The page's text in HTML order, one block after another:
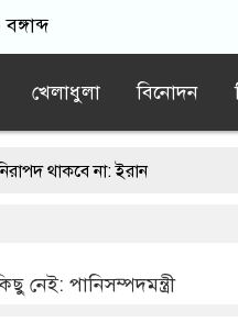
খেলাধুলা বিনোদন
না: ইরান
নেই: পানিসম্পদমন্ত্রী